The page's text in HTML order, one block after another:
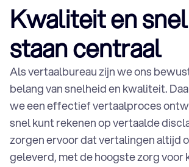
ICT vertaling
Software
Financiële vertaling
Disclaimer vertalen
Folder vertalen
Huurcontracten vertalen
Jaarverslag vertalen
Blog vertalen
Persbericht vertalen
Kwaliteit en
staan centraal
Als vertaalbureau zijn we ons
belang van snelheid en kwaliteit.
we een effectief vertaalproces
snel kunt rekenen op vertaalde
zorgen ervoor dat vertalingen altijd
geleverd, met de hoogste zorg voor